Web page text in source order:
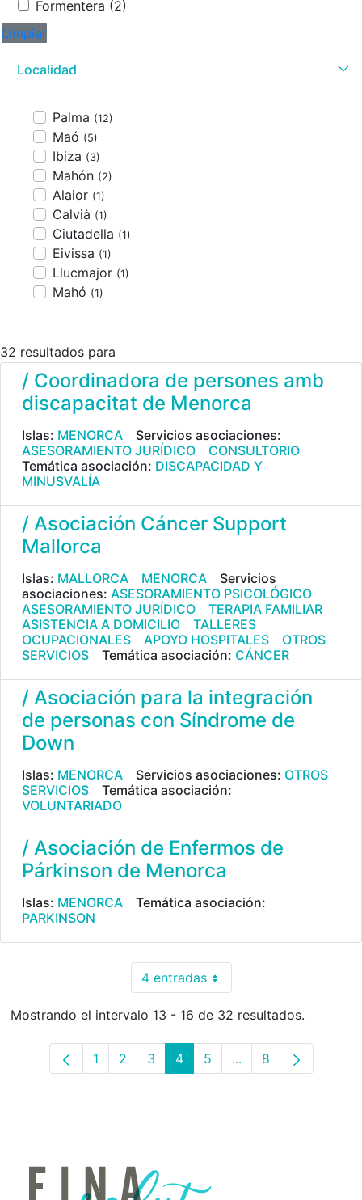
Formentera (2)
Limpiar
Localidad
Palma (12)
Maó (5)
Ibiza (3)
Mahón (2)
Alaior (1)
Calvià (1)
Ciutadella (1)
Eivissa (1)
Llucmajor (1)
Mahó (1)
32 resultados para
/ Coordinadora de persones amb
discapacitat de Menorca
Islas: MENORCA
Servicios asociaciones:
ASESORAMIENTO JURÍDICO
CONSULTORIO
Temática asociación: DISCAPACIDAD Y
MINUSVALÍA
/ Asociación Cáncer Support
Mallorca
Islas: MALLORCA MENORCA
Servicios
asociaciones: ASESORAMIENTO PSICOLÓGICO
ASESORAMIENTO JURÍDICO
TERAPIA FAMILIAR
ASISTENCIA A DOMICILIO
TALLERES
OCUPACIONALES
APOYO HOSPITALES
OTROS
SERVICIOS
Temática asociación: CÁNCER
/ Asociación para la integración
de personas con Síndrome de
Down
Islas: MENORCA Servicios asociaciones: OTROS
SERVICIOS
Temática asociación:
VOLUNTARIADO
/ Asociación de Enfermos de
Párkinson de Menorca
Islas: MENORCA
Temática asociación:
PARKINSON
4 entradasPor página
Mostrando el intervalo 13 - 16 de 32 resultados.
Página
1 Página
2 Página
3 Página
4 Página
5 ...Páginas
Página
8